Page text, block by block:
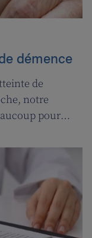
démence
de
notre
pour
et